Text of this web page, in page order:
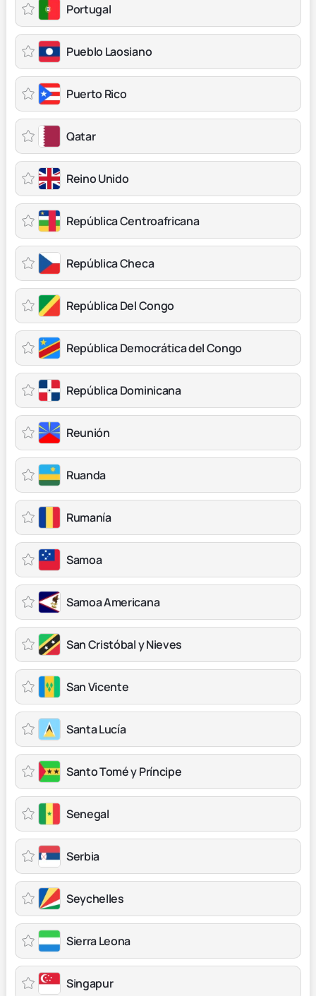
Portugal
Pueblo Laosiano
Puerto Rico
Qatar
Reino Unido
República Centroafricana
República Checa
República Del Congo
República Democrática del Congo
República Dominicana
Reunión
Ruanda
Rumanía
Samoa
Samoa Americana
San Cristóbal y Nieves
San Vicente
Santa Lucía
Santo Tomé y Príncipe
Senegal
Serbia
Seychelles
Sierra Leona
Singapur